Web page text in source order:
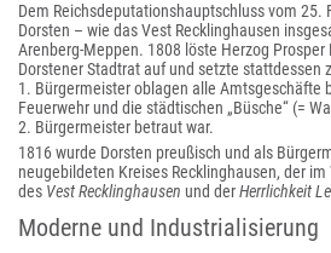
Dem Reichsdeputationshauptschluss vom 25.
Dorsten – wie das Vest Recklinghausen
Arenberg-Meppen. 1808 löste Herzog Prosper
Dorstener Stadtrat auf und setzte stattdessen
1. Bürgermeister oblagen alle Amtsgeschäfte
Feuerwehr und die städtischen „Büsche“ (=
2. Bürgermeister betraut war.
1816 wurde Dorsten preußisch und als
neugebildeten Kreises Recklinghausen, der
des Vest Recklinghausen und derHerrlichkeit
Moderne und Industrialisierung